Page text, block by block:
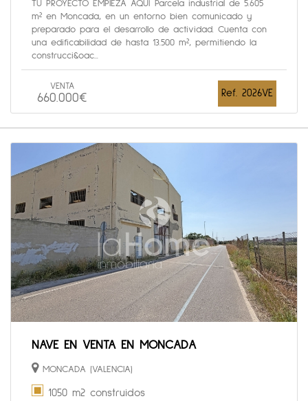
TU PROYECTO EMPIEZA AQUÍ Parcela industrial de 5.605
m² en Moncada, en un entorno bien comunicado y
preparado para el desarrollo de actividad. Cuenta con
una edificabilidad de hasta 13.500 m², permitiendo la
construcci&oac...
VENTA
660.000€ Ref. 2026VE
NAVE EN VENTA EN MONCADA
MONCADA (VALENCIA)
1050 m2 construidos